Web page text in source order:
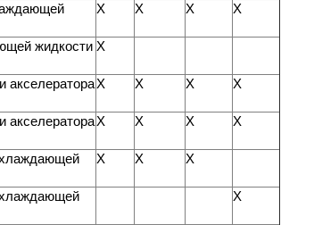
X X X X
жидкости X
акселератораX X X X
акселератораX X X X
X X X
X